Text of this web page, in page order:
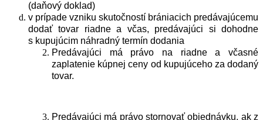
(daňový doklad)
v prípade vzniku skutočností brániacich predávajúcemu
dodať tovar riadne a včas, predávajúci si dohodne
s kupujúcim náhradný termín dodania
Predávajúci má právo na riadne a včasné
zaplatenie kúpnej ceny od kupujúceho za dodaný
tovar.
Predávajúci má právo stornovať objednávku, ak z